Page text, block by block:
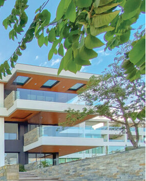
TU ESPACIO
GOBAIN IMPTEK – XI CONVENCIÓN
INTERNACIONAL